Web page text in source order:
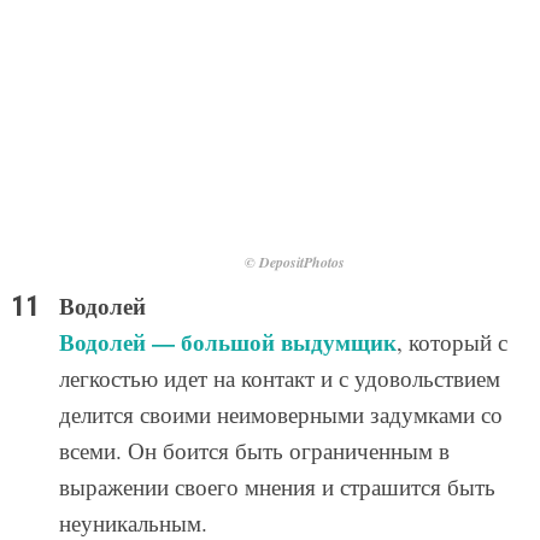
© DepositPhotos
Водолей
Водолей — большой выдумщик, который с
легкостью идет на контакт и с удовольствием
делится своими неимоверными задумками со
всеми. Он боится быть ограниченным в
выражении своего мнения и страшится быть
неуникальным.